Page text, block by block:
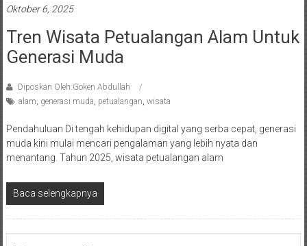
Oktober 6, 2025
Tren Wisata Petualangan Alam Untuk
Generasi Muda
Diposkan Oleh:Goken Abdullah
alam, generasi muda, petualangan, wisata
Pendahuluan Di tengah kehidupan digital yang serba cepat, generasi
muda kini mulai mencari pengalaman yang lebih nyata dan
menantang. Tahun 2025, wisata petualangan alam
Baca selengkapnya